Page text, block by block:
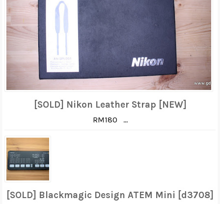
[SOLD] Nikon Leather Strap [NEW]
RM180 ...
[SOLD] Blackmagic Design ATEM Mini [d3708]